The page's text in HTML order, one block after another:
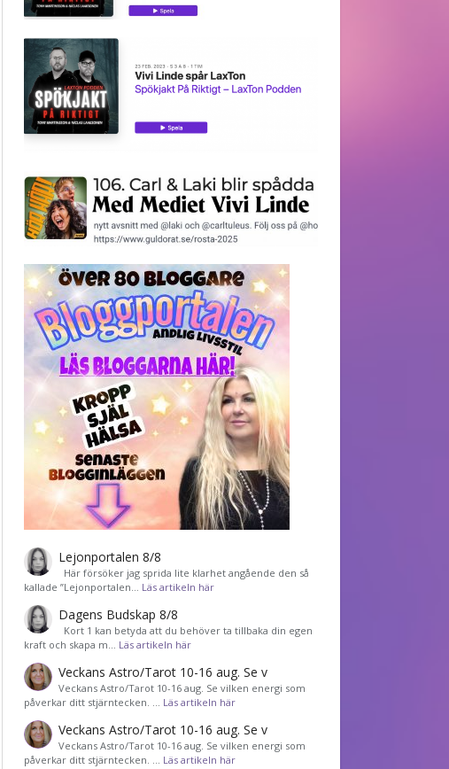
Lejonportalen 8/8
Här försöker jag sprida lite klarhet angående den så
kallade ”Lejonportalen… Läs artikeln här
Dagens Budskap 8/8
Kort 1 kan betyda att du behöver ta tillbaka din egen
kraft och skapa m… Läs artikeln här
Veckans Astro/Tarot 10-16 aug. Se v
Veckans Astro/Tarot 10-16 aug. Se vilken energi som
påverkar ditt stjärntecken. … Läs artikeln här
Veckans Astro/Tarot 10-16 aug. Se v
Veckans Astro/Tarot 10-16 aug. Se vilken energi som
påverkar ditt stjärntecken. … Läs artikeln här